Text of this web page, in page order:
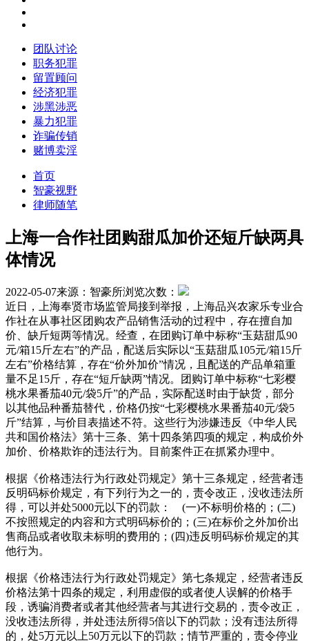
团队讨论
职务犯罪
留置顾问
经济犯罪
涉黑涉恶
暴力犯罪
诈骗传销
赌博卖淫
首页
智豪视野
律师随笔
上海一合作社团购甜瓜加价还短斤缺两具
体情况
2022-05-07来源：智豪所浏览次数：
近日，上海奉贤市场监管局接到举报，上海品兴农家乐专业合
作社在从事社区团购农产品销售活动的过程中，存在擅自加
价、缺斤短两等情况。经查，在团购订单中标称“玉菇甜瓜90
元/箱15斤左右”的产品，配送后实际以“玉菇甜瓜105元/箱15斤
左右”价格结算，存在“价外加价”情况，且配送的产品单箱重
量不足15斤，存在“短斤缺两”情况。团购订单中标称“七彩樱
桃水果番茄40元/袋5斤”的产品，实际配送时由于缺货，部分
以其他品种番茄替代，价格仍按“七彩樱桃水果番茄40元/袋5
斤”结算，与价目表描述不符。这些行为涉嫌违反《中华人民
共和国价格法》第十三条、第十四条第四项的规定，构成价外
加价、价格欺诈的违法行为。目前案件正在抓紧办理中。
根据《价格违法行为行政处罚规定》第十三条规定，经营者违
反明码标价规定，有下列行为之一的，责令改正，没收违法所
得，可以并处5000元以下的罚款： (一)不标明价格的；(二)
不按照规定的内容和方式明码标价的；(三)在标价之外加价出
售商品或者收取未标明的费用的；(四)违反明码标价规定的其
他行为。
根据《价格违法行为行政处罚规定》第七条规定，经营者违反
价格法第十四条的规定，利用虚假的或者使人误解的价格手
段，诱骗消费者或者其他经营者与其进行交易的，责令改正，
没收违法所得，并处违法所得5倍以下的罚款；没有违法所得
的，处5万元以上50万元以下的罚款；情节严重的，责令停业